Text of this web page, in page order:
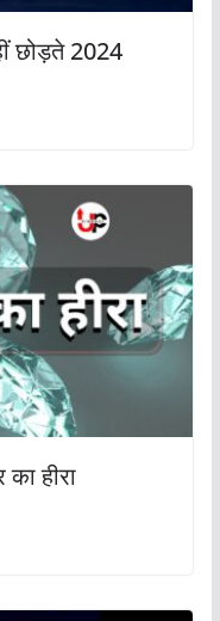
छोड़ते 2024
हीरा